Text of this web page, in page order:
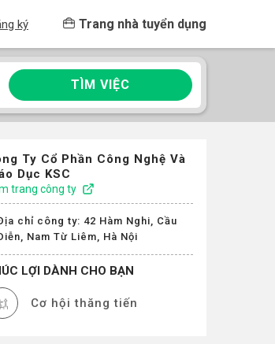
ký Trang nhà tuyển dụng
TÌM VIỆC
Ty Cổ Phần Công Nghệ Và
Dục KSC
trang công ty
chỉ công ty: 42 Hàm Nghi, Cầu
Nam Từ Liêm, Hà Nội
LỢI DÀNH CHO BẠN
Cơ hội thăng tiến